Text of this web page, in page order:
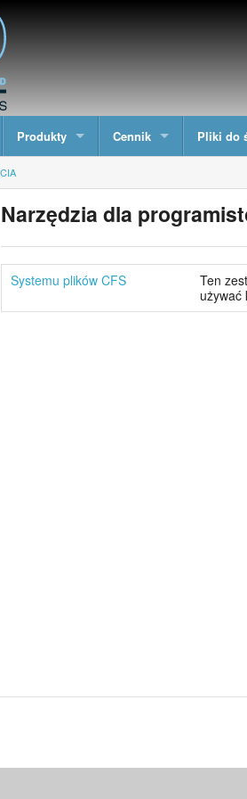
Produkty Cennik Pliki do
Narzędzia dla
Systemu plików CFS
Ten
używać